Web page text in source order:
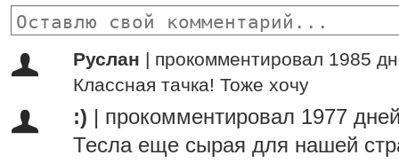
Руслан | прокомментировал 1985
Классная тачка! Тоже хочу
:)
прокомментировал 1977
Тесла еще сырая для нашей